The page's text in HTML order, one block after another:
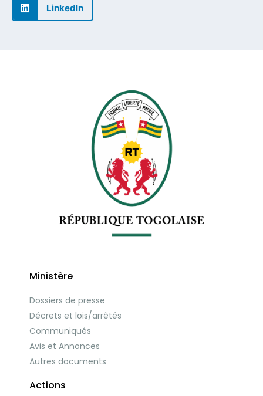
LinkedIn
Ministère
Dossiers de presse
Décrets et lois/arrêtés
Communiqués
Avis et Annonces
Autres documents
Actions